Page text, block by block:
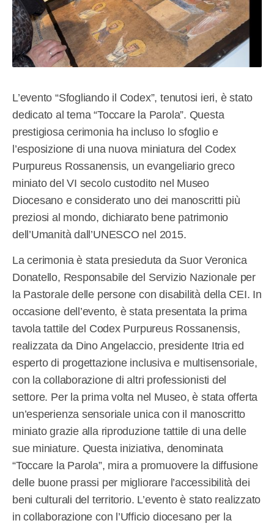
L’evento “Sfogliando il Codex”, tenutosi ieri, è stato
dedicato al tema “Toccare la Parola”. Questa
prestigiosa cerimonia ha incluso lo sfoglio e
l’esposizione di una nuova miniatura del Codex
Purpureus Rossanensis, un evangeliario greco
miniato del VI secolo custodito nel Museo
Diocesano e considerato uno dei manoscritti più
preziosi al mondo, dichiarato bene patrimonio
dell’Umanità dall’UNESCO nel 2015.
La cerimonia è stata presieduta da Suor Veronica
Donatello, Responsabile del Servizio Nazionale per
la Pastorale delle persone con disabilità della CEI. In
occasione dell’evento, è stata presentata la prima
tavola tattile del Codex Purpureus Rossanensis,
realizzata da Dino Angelaccio, presidente Itria ed
esperto di progettazione inclusiva e multisensoriale,
con la collaborazione di altri professionisti del
settore. Per la prima volta nel Museo, è stata offerta
un’esperienza sensoriale unica con il manoscritto
miniato grazie alla riproduzione tattile di una delle
sue miniature. Questa iniziativa, denominata
“Toccare la Parola”, mira a promuovere la diffusione
delle buone prassi per migliorare l’accessibilità dei
beni culturali del territorio. L’evento è stato realizzato
in collaborazione con l’Ufficio diocesano per la